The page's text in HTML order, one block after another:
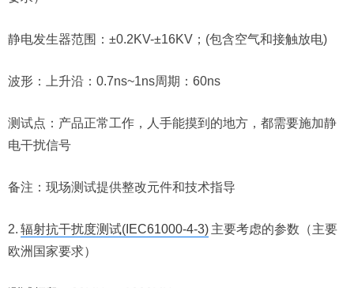
静电发生器范围：±0.2KV-±16KV；(包含空气和接触放电)
波形：上升沿：0.7ns~1ns周期：60ns
测试点：产品正常工作，人手能摸到的地方，都需要施加静
电干扰信号
备注：现场测试提供整改元件和技术指导
2. 辐射抗干扰度测试(IEC61000-4-3) 主要考虑的参数（主要
欧洲国家要求）